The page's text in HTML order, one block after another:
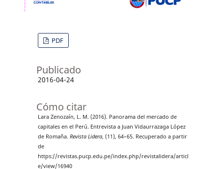
PDF
Publicado
2016-04-24
Cómo citar
Lara Zenozaín, L. M. (2016). Panorama del mercado de
capitales en el Perú. Entrevista a Juan Vidaurrazaga López
de Romaña. Revista Lidera, (11), 64–65. Recuperado a partir
de
https://revistas.pucp.edu.pe/index.php/revistalidera/articl
e/view/16940